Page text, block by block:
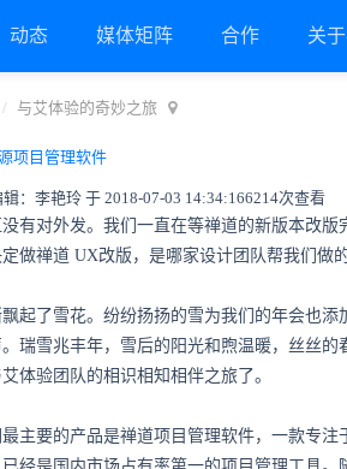
动态 媒体矩阵 合作 关
与艾体验的奇妙之旅
项目管理软件
：李艳玲 于 2018-07-03 14:34:166214次查看
有对外发。我们一直在等禅道的新版本改版
做禅道 UX改版，是哪家设计团队帮我们做
起了雪花。纷纷扬扬的雪为我们的年会也
瑞雪兆丰年，雪后的阳光和煦温暖，丝丝
体验团队的相识相知相伴之旅了。
主要的产品是禅道项目管理软件，一款专